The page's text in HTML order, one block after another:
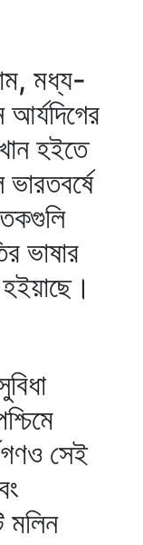
মধ্য-
হইতে
ভাষার
সেই
মলিন